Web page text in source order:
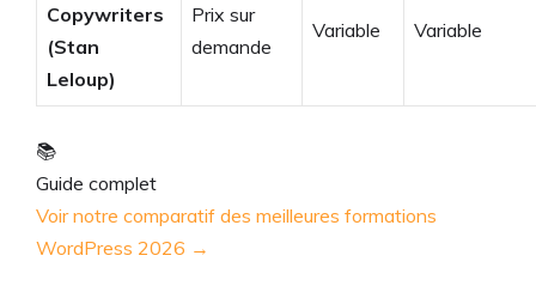
Copywriters
(Stan
Leloup)
Prix sur
demande
Variable Variable
📚
Guide complet
Voir notre comparatif des meilleures formations
WordPress 2026 →